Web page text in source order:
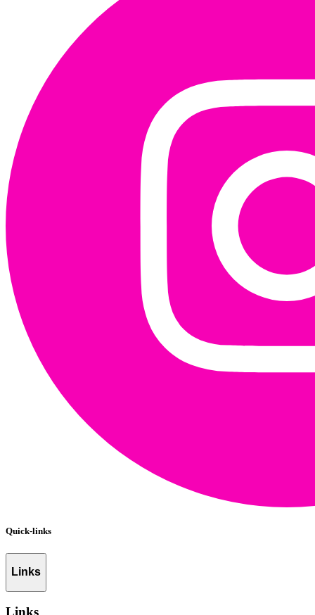
Quick-links
Links